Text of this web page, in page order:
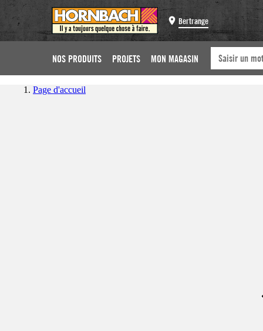
Bertrange
NOS PRODUITS PROJETS MON MAGASIN
Page d'accueil